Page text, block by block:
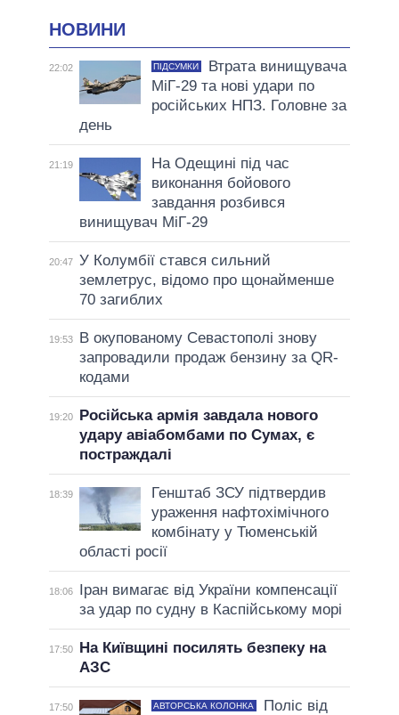
НОВИНИ
22:02 ПІДСУМКИ
Втрата винищувача
МіГ-29 та нові удари по
російських НПЗ. Головне за
день
21:19
На Одещині під час
виконання бойового
завдання розбився
винищувач МіГ-29
20:47 У Колумбії стався сильний
землетрус, відомо про щонайменше
70 загиблих
19:53
В окупованому Севастополі знову
запровадили продаж бензину за QR-
кодами
19:20
Російська армія завдала нового
удару авіабомбами по Сумах, є
постраждалі
18:39
Генштаб ЗСУ підтвердив
ураження нафтохімічного
комбінату у Тюменській
області росії
18:06
Іран вимагає від України компенсації
за удар по судну в Каспійському морі
17:50
На Київщині посилять безпеку на
АЗС
17:50 АВТОРСЬКА КОЛОНКА
Поліс від